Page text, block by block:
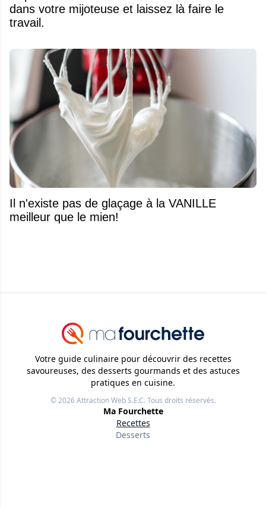
dans votre mijoteuse et laissez là faire le
travail.
Il n'existe pas de glaçage à la VANILLE
meilleur que le mien!
Votre guide culinaire pour découvrir des recettes
savoureuses, des desserts gourmands et des astuces
pratiques en cuisine.
© 2026Attraction Web S.E.C.Tous droits réservés.
Ma Fourchette
Recettes
Desserts